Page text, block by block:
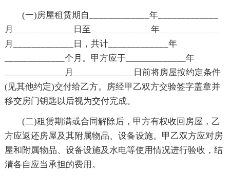
(一)房屋租赁期自_____________年_____________
月_____________日至_____________年_____________
月_____________日，共计_____________年
_____________个月。甲方应于_____________年
_____________月_____________日前将房屋按约定条件
(见其他约定)交付给乙方。房经甲乙双方交验签字盖章并
移交房门钥匙以后视为交付完成。
(二)租赁期满或合同解除后，甲方有权收回房屋，乙
方应返还房屋及其附属物品、设备设施。甲乙双方应对房
屋和附属物品、设备设施及水电等使用情况进行验收，结
清各自应当承担的费用。